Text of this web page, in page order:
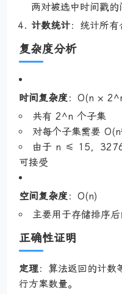
两对被选中时间戳
计数统计：统计所有
复杂度分析
时间复杂度 ：O(n ×
共有 2^n 个子集
对每个子集需要
由于 n ≤ 15，
可接受
空间复杂度 ：O(n)
主要用于存储排序
正确性证明
定理 ：算法返回的计数
行方案数量。